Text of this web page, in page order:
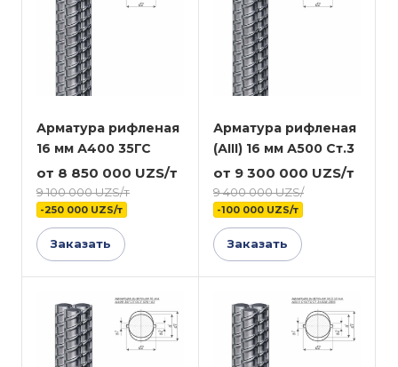
Арматура рифленая
16 мм А400 35ГС
от 8 850 000 UZS/т
9 100 000 UZS/т
-250 000 UZS/т
Заказать
Арматура рифленая
(АIII) 16 мм А500 Ст.3
от 9 300 000 UZS/т
9 400 000 UZS/
-100 000 UZS/т
Заказать